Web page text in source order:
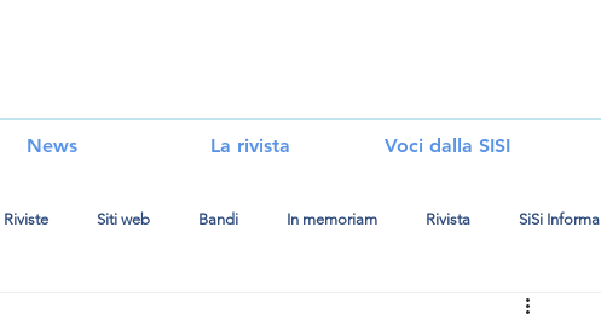
i
News La rivista Voci dalla SISI
Riviste Siti web Bandi In memoriam Rivista SiSi Informa